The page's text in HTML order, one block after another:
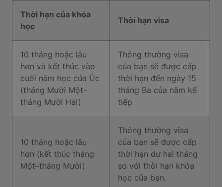
Thời hạn của khóa
học
Thời hạn visa
10 tháng hoặc lâu
hơn và kết thúc vào
cuối năm học của Úc
(tháng Mười Một-
tháng Mười Hai)
Thông thường visa
của bạn sẽ được cấp
thời hạn đến ngày 15
tháng Ba của năm kế
tiếp
10 tháng hoặc lâu
hơn (kết thúc tháng
Một–tháng Mười)
Thông thường visa
của bạn sẽ được cấp
thời hạn dư hai tháng
so với thời hạn khóa
học của bạn.